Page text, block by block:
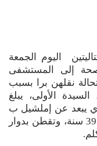
اليوم الجمعة
إلى المستشفى
نقلهن برا بسبب
الأولى، يبلغ
الذي يبعد عن إملشيل ب
20 كلم، أما السيدة الثانية فيبلغ عمرها 39 سنة، وتقطن بدوار